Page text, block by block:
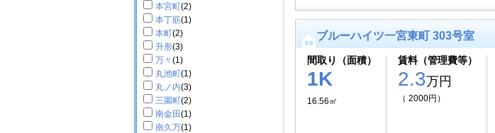
本宮町(2)
本丁筋(1)
本町(2)
升形(3)
万々(1)
丸池町(1)
丸ノ内(3)
三園町(2)
南金田(1)
南久万(1)
ブルーハイツ一宮東町 303号室
間取り（面積）
1K
16.56㎡
賃料（管理費等）
2.3万円
（ 2000円）